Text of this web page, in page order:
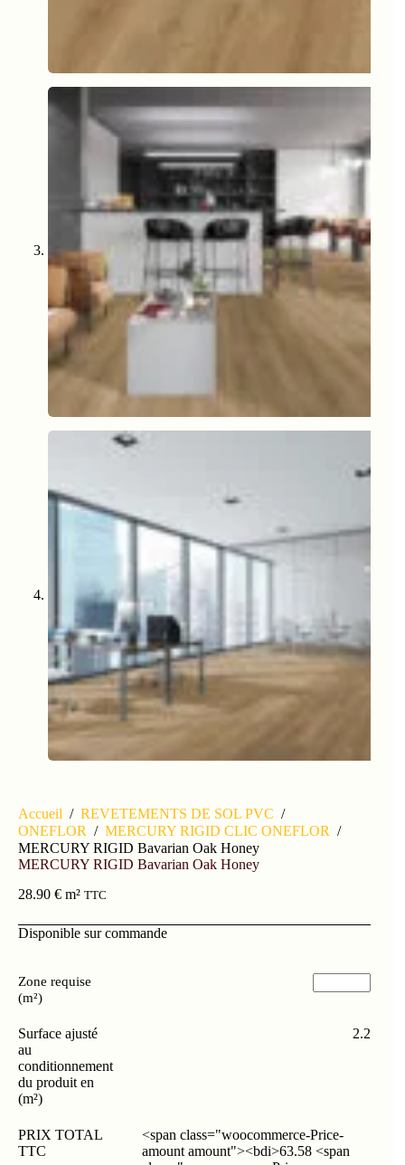
Accueil / REVETEMENTS DE SOL PVC /
ONEFLOR / MERCURY RIGID CLIC ONEFLOR /
MERCURY RIGID Bavarian Oak Honey
MERCURY RIGID Bavarian Oak Honey
28.90 € m² TTC
Disponible sur commande
Zone requise
(m²)
Surface ajusté
au
conditionnement
du produit en
(m²)
2.2
PRIX TOTAL
TTC
<span class="woocommerce-Price-
amount amount"><bdi>63.58 <span